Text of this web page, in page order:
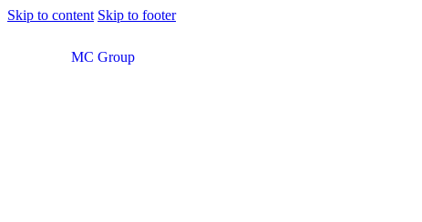
Skip to content Skip to footer
MC Group